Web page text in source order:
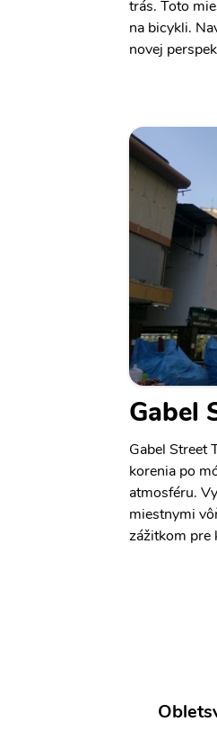
trás. Toto
na bicykli.
novej
Gabel
Gabel Street
korenia po
atmosféru.
miestnymi
zážitkom pre